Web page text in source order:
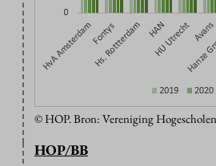
© HOP. Bron: Vereniging
HOP/BB